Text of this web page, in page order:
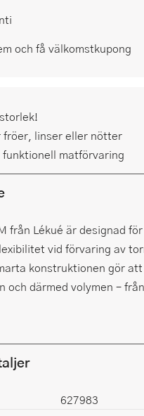
och få välkomstkupong
fröer, linser eller nötter
funktionell matförvaring
från Lékué är designad
vid förvaring av
konstruktionen gör
och därmed volymen –
627983